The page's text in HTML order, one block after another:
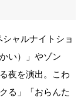
ャルナイトショ
い）」やゾン
夜を演出。こわ
る」「おらんた